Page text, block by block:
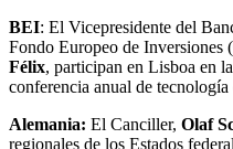
BEI: El Vicepresidente del
Fondo Europeo de Inversiones
Félix, participan en Lisboa en la
conferencia anual de
Alemania: El Canciller, Olaf
regionales de los Estados